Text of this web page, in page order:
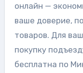
онлайн —
ваше доверие,
товаров. Для
покупку
бесплатна по